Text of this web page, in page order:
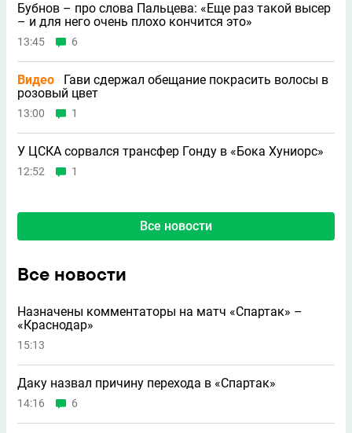
Бубнов – про слова Пальцева: «Ещe раз такой высер
– и для него очень плохо кончится это»
13:45 6
Видео
Гави сдержал обещание покрасить волосы в
розовый цвет
13:00 1
У ЦСКА сорвался трансфер Гонду в «Бока Хуниорс»
12:52 1
Все новости
Все новости
Назначены комментаторы на матч «Спартак» –
«Краснодар»
15:13
Даку назвал причину перехода в «Спартак»
14:16 6